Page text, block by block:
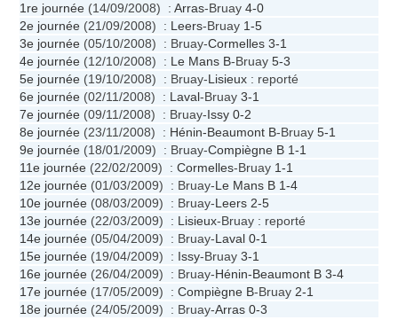
1re journée (14/09/2008) : Arras-Bruay 4-0
2e journée (21/09/2008) : Leers-Bruay 1-5
3e journée (05/10/2008) : Bruay-Cormelles 3-1
4e journée (12/10/2008) : Le Mans B-Bruay 5-3
5e journée (19/10/2008) : Bruay-Lisieux : reporté
6e journée (02/11/2008) : Laval-Bruay 3-1
7e journée (09/11/2008) : Bruay-Issy 0-2
8e journée (23/11/2008) : Hénin-Beaumont B-Bruay 5-1
9e journée (18/01/2009) : Bruay-Compiègne B 1-1
11e journée (22/02/2009) : Cormelles-Bruay 1-1
12e journée (01/03/2009) : Bruay-Le Mans B 1-4
10e journée (08/03/2009) : Bruay-Leers 2-5
13e journée (22/03/2009) : Lisieux-Bruay : reporté
14e journée (05/04/2009) : Bruay-Laval 0-1
15e journée (19/04/2009) : Issy-Bruay 3-1
16e journée (26/04/2009) : Bruay-Hénin-Beaumont B 3-4
17e journée (17/05/2009) : Compiègne B-Bruay 2-1
18e journée (24/05/2009) : Bruay-Arras 0-3